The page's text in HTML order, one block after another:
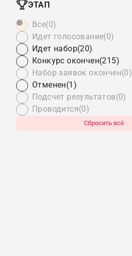
ЭТАП
Все(0)
Идет голосование(0)
Идет набор(20)
Конкурс окончен(215)
Набор заявок окончен(0)
Отменен(1)
Подсчет результатов(0)
Проводится(0)
Сбросить всё